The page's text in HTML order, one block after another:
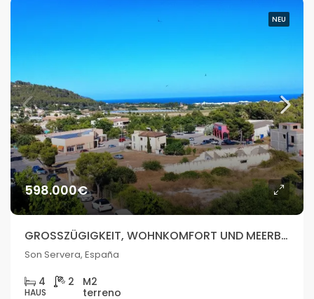
NEU
598.000€
GROSSZÜGIGKEIT, WOHNKOMFORT UND MEERBLICK IM HERZEN VON SON SERVERA
Son Servera, España
4 2
HAUS